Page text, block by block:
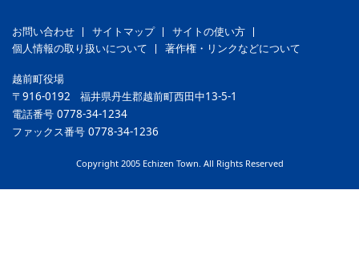
お問い合わせ サイトマップ
サイトの使い方
個人情報の取り扱いについて
著作権・リンクなどについて
越前町役場
〒916-0192
福井県丹生郡越前町西田中13-5-1
電話番号 0778-34-1234
ファックス番号 0778-34-1236
Copyright 2005 Echizen Town. All Rights Reserved